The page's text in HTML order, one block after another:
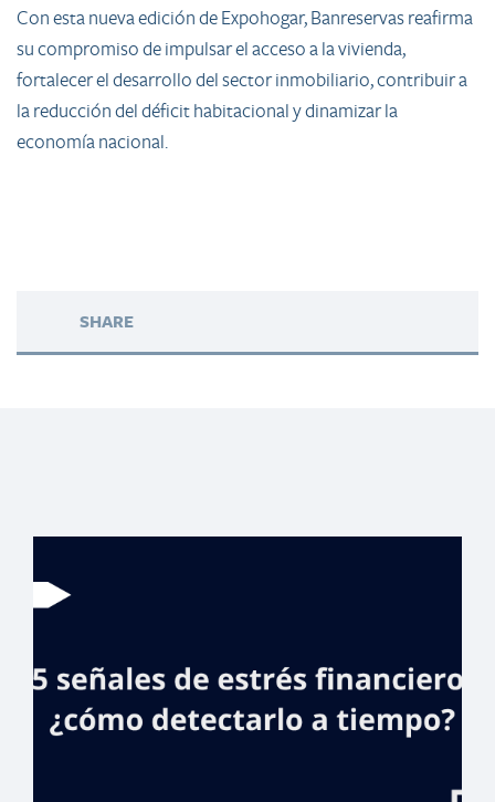
Con esta nueva edición de Expohogar, Banreservas reafirma
su compromiso de impulsar el acceso a la vivienda,
fortalecer el desarrollo del sector inmobiliario, contribuir a
la reducción del déficit habitacional y dinamizar la
economía nacional.
SHARE
Banreservas
Expohogar 2026
con tasas desde 8